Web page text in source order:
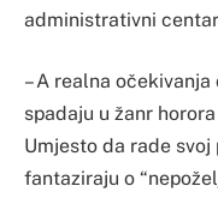
administrativni
– A realna
spadaju u žanr
Umjesto da rade
fantaziraju o